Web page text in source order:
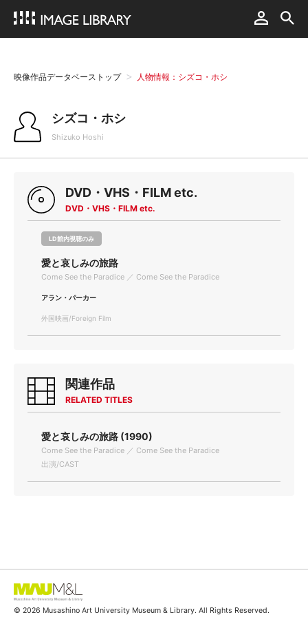
映像作品データベーストップ 人物情報：シズコ・ホシ
シズコ・ホシ
Shizuko Hoshi
DVD・VHS・FILM etc.
DVD・VHS・FILM etc.
LD館内視聴のみ
愛と哀しみの旅路
Come See the Paradice ／ Come See the Paradice
アラン・パーカー
外国映画/Foreign Film
関連作品
RELATED TITLES
愛と哀しみの旅路 (1990)
Come See the Paradice ／ Come See the Paradice
出演/CAST
© 2026 Musashino Art University Museum & Library. All Rights Reserved.